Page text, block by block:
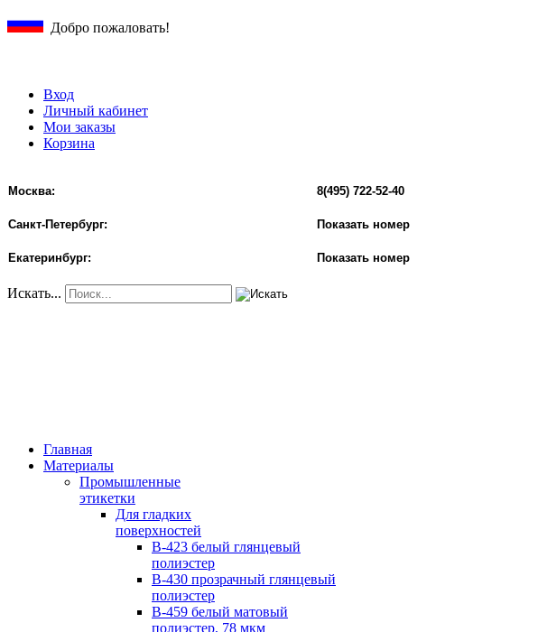
Добро пожаловать!
Вход
Личный кабинет
Мои заказы
Корзина
Москва:
Санкт-Петербург:
Екатеринбург:
8(495) 722-52-40
Показать номер
Показать номер
Искать...
Главная
Материалы
Промышленные
этикетки
Для гладких
поверхностей
B-423 белый глянцевый
полиэстер
B-430 прозрачный глянцевый
полиэстер
B-459 белый матовый
полиэстер, 78 мкм